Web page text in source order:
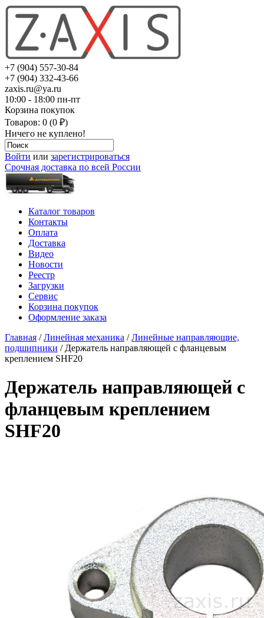
+7 (904) 557-30-84
+7 (904) 332-43-66
zaxis.ru@ya.ru
10:00 - 18:00 пн-пт
Корзина покупок
Товаров: 0 (0 ₽)
Ничего не куплено!
Войти или зарегистрироваться
Срочная доставка по всей России
Каталог товаров
Контакты
Оплата
Доставка
Видео
Новости
Реестр
Загрузки
Сервис
Корзина покупок
Оформление заказа
Главная /Линейная механика /Линейные направляющие,
подшипники / Держатель направляющей с фланцевым
креплением SHF20
Держатель направляющей с
фланцевым креплением
SHF20